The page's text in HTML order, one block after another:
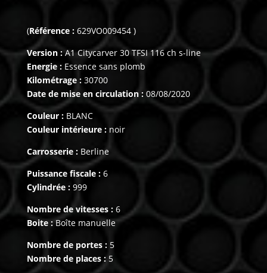
(Référence : 629VO009454 )
Version :A1 Citycarver 30 TFSI 116 ch s-line
Energie :Essence sans plomb
Kilométrage :30700
Date de mise en circulation :08/08/2020
Couleur :BLANC
Couleur intérieure : noir
Carrosserie :Berline
Puissance fiscale :6
Cylindrée :999
Nombre de vitesses :6
Boite :Boîte manuelle
Nombre de portes : 5
Nombre de places :5